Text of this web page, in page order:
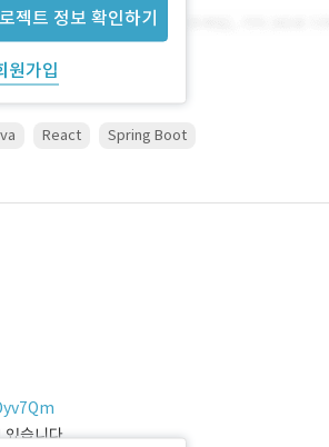
젝트 정보 확인하기
원가입
React Spring Boot
습니다.